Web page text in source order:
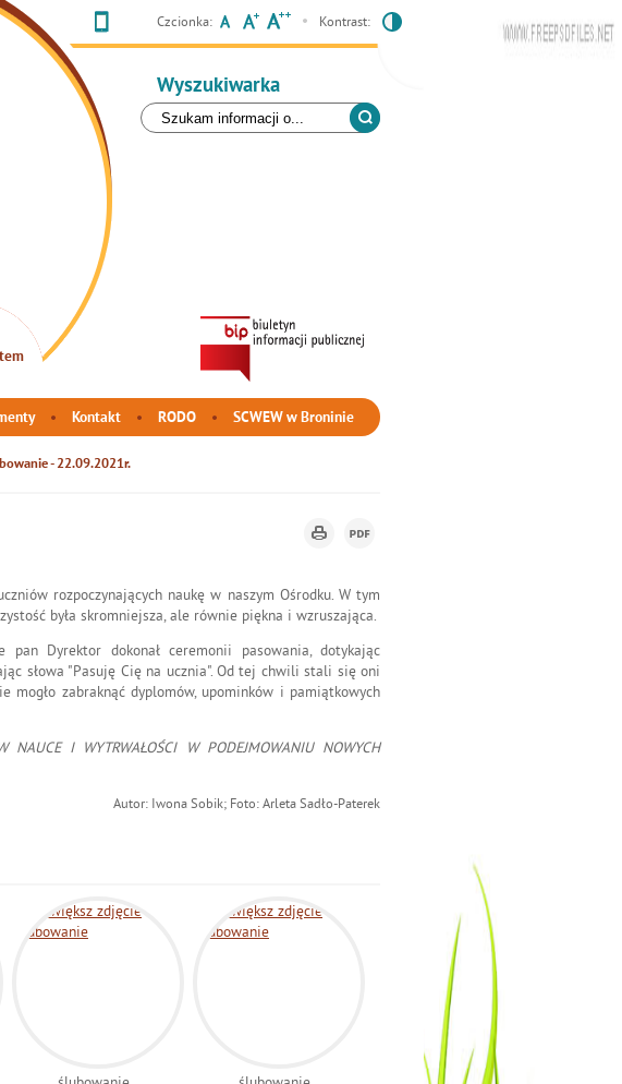
Czcionka: Kontrast:
Wyszukiwarka
Kontakt RODO SCWEW w Broninie
- 22.09.2021r.
rozpoczynających naukę w naszym Ośrodku. W tym
była skromniejsza, ale równie piękna i wzruszająca.
Dyrektor dokonał ceremonii pasowania, dotykając
słowa "Pasuję Cię na ucznia". Od tej chwili stali się oni
zabraknąć dyplomów, upominków i pamiątkowych
NAUCE I WYTRWAŁOŚCI W PODEJMOWANIU NOWYCH
Autor: Iwona Sobik; Foto: Arleta Sadło-Paterek